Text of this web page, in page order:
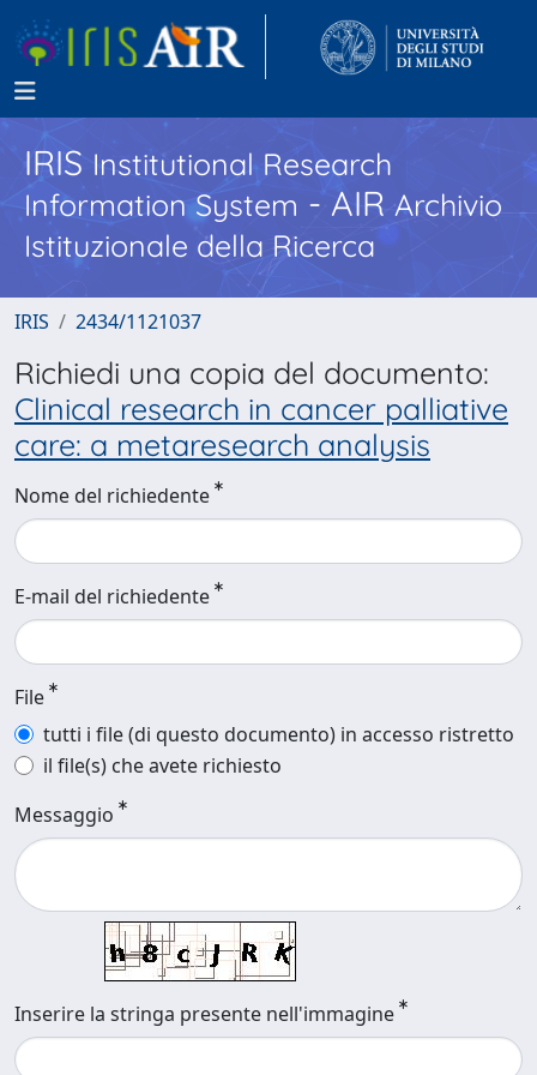
IRISInstitutional Research
Information System - AIR Archivio
Istituzionale della Ricerca
IRIS 2434/1121037
Richiedi una copia del documento:
Clinical research in cancer palliative
care: a metaresearch analysis
Nome del richiedente
E-mail del richiedente
File
tutti i file (di questo documento) in accesso ristretto
il file(s) che avete richiesto
Messaggio
Inserire la stringa presente nell'immagine